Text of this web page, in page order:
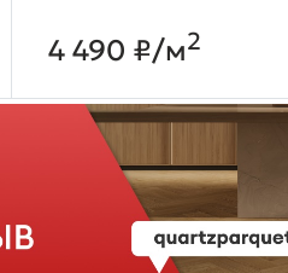
4 490 ₽/м2